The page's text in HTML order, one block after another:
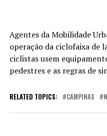
Agentes da Mobilidade
operação da ciclofaixa de
ciclistas usem
pedestres e as regras de
RELATED TOPICS: CAMPINAS